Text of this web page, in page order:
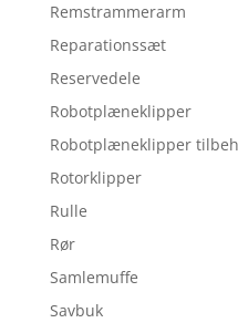
Remstrammerarm
Reparationssæt
Reservedele
Robotplæneklipper
Robotplæneklipper
Rotorklipper
Rulle
Rør
Samlemuffe
Savbuk